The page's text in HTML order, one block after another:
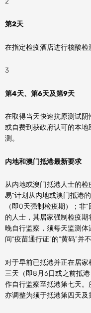
第2天
在指定检疫酒店进行核酸检
3
第4天、第6天及第9天
在取得当天快速抗原测试
或自费到获政府认可的本
测。
内地和澳门抵港最新要求
从内地或澳门抵港人士的检
易”计划从内地或澳门抵港
（即0天强制检疫期）；非
的人士，其居家强制检疫
晚自行监察，须每天监测
间“疫苗通行证”的“黄码”并不
对于早前已抵港并正在居
三天（即8月6日或之前抵
作自行监察至抵港第七天
亦调整为须于抵港第四天及